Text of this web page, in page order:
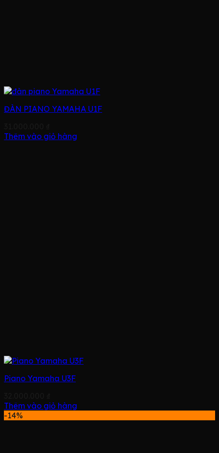
ĐÀN PIANO YAMAHA U1F
Thêm vào giỏ hàng
Piano Yamaha U3F
Thêm vào giỏ hàng
-14%